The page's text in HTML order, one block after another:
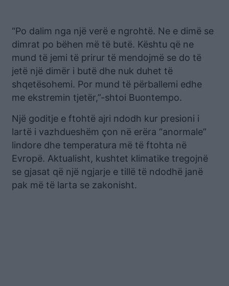
“Po dalim nga një verë e ngrohtë. Ne e dimë se
dimrat po bëhen më të butë. Kështu që ne
mund të jemi të prirur të mendojmë se do të
jetë një dimër i butë dhe nuk duhet të
shqetësohemi. Por mund të përballemi edhe
me ekstremin tjetër,”-shtoi Buontempo.
Një goditje e ftohtë ajri ndodh kur presioni i
lartë i vazhdueshëm çon në erëra “anormale”
lindore dhe temperatura më të ftohta në
Evropë. Aktualisht, kushtet klimatike tregojnë
se gjasat që një ngjarje e tillë të ndodhë janë
pak më të larta se zakonisht.